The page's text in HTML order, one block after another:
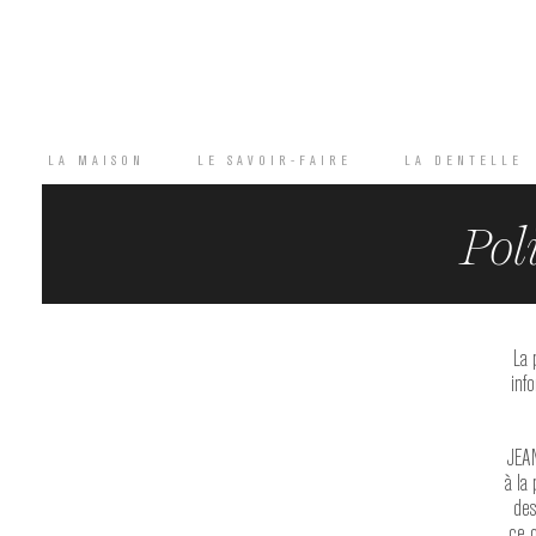
LA MAISON LE SAVOIR-FAIRE LA DENTELLE
La
à la